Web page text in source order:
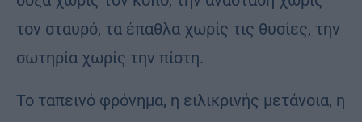
τον σταυρό, τα έπαθλα χωρίς τις θυσίες, την
σωτηρία χωρίς την πίστη.
Το ταπεινό φρόνημα, η ειλικρινής μετάνοια, η